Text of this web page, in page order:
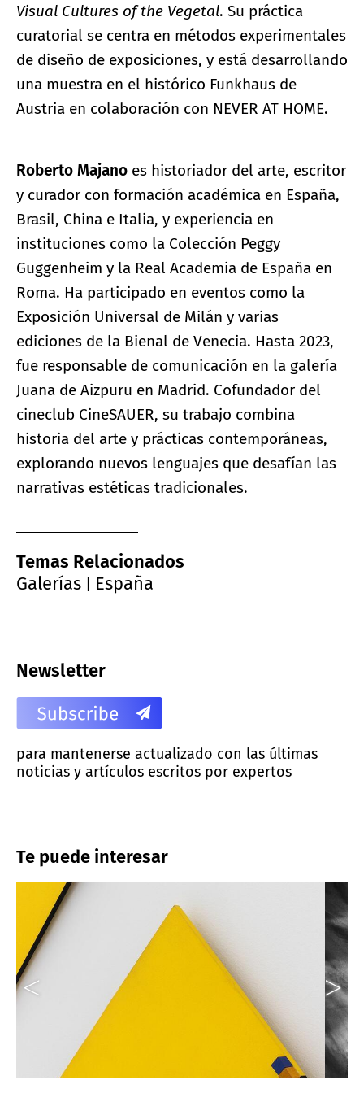
Visual Cultures of the Vegetal. Su práctica
curatorial se centra en métodos experimentales
de diseño de exposiciones, y está desarrollando
una muestra en el histórico Funkhaus de
Austria en colaboración con NEVER AT HOME.
Roberto Majano es historiador del arte, escritor
y curador con formación académica en España,
Brasil, China e Italia, y experiencia en
instituciones como la Colección Peggy
Guggenheim y la Real Academia de España en
Roma. Ha participado en eventos como la
Exposición Universal de Milán y varias
ediciones de la Bienal de Venecia. Hasta 2023,
fue responsable de comunicación en la galería
Juana de Aizpuru en Madrid. Cofundador del
cineclub CineSAUER, su trabajo combina
historia del arte y prácticas contemporáneas,
explorando nuevos lenguajes que desafían las
narrativas estéticas tradicionales.
Temas Relacionados
Galerías
España
Newsletter
para mantenerse actualizado con las últimas
noticias y artículos escritos por expertos
Te puede interesar